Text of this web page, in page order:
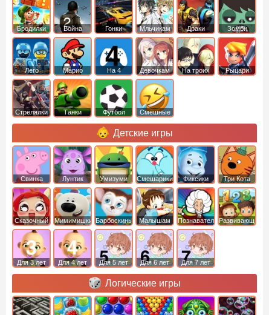
Бродилки Война Гонки Мльчикам Драки Зомби
Лего Марио На 4 Девочкам На троих Рыцари
Стрелялки Танки Футбол Смешные
Детские игры
Свинка
Пеппа
Лунтик Умизуми Смешарики Фиксики Три Кота
Сказочный
патруль
Мимимишки Барбоскины Малышам ПознавательныеРазвивающие
Для 3 лет Для 4 лет Для 5 лет Для 6 лет Для 7 лет
Логические игры